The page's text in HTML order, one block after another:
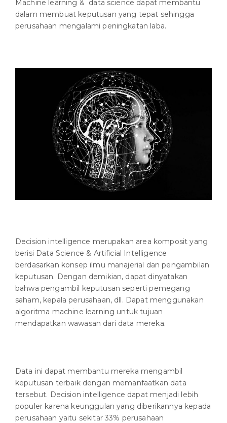
Machine learning & data science dapat membantu
dalam membuat keputusan yang tepat sehingga
perusahaan mengalami peningkatan laba.
Decision intelligence merupakan area komposit yang
berisi Data Science & Artificial Intelligence
berdasarkan konsep ilmu manajerial dan pengambilan
keputusan. Dengan demikian, dapat dinyatakan
bahwa pengambil keputusan seperti pemegang
saham, kepala perusahaan, dll. Dapat menggunakan
algoritma machine learning untuk tujuan
mendapatkan wawasan dari data mereka.
Data ini dapat membantu mereka mengambil
keputusan terbaik dengan memanfaatkan data
tersebut. Decision intelligence dapat menjadi lebih
populer karena keunggulan yang diberikannya kepada
perusahaan yaitu sekitar 33% perusahaan